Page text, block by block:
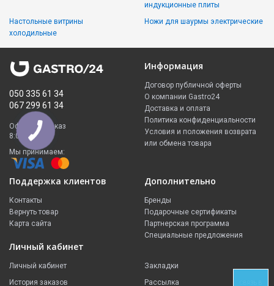
Настольные витрины
холодильные
индукционные плиты
Ножи для шаурмы электрические
050 335 61 34
067 299 61 34
Оформить заказ
8:00 - 23:00
Мы принимаем:
Информация
Договор публичной оферты
О компании Gastro24
Доставка и оплата
Политика конфиденциальности
Условия и положения возврата
или обмена товара
Поддержка клиентов
Контакты
Вернуть товар
Карта сайта
Дополнительно
Бренды
Подарочные сертификаты
Партнерская программа
Специальные предложения
Личный кабинет
Личный кабинет
История заказов
Закладки
Рассылка